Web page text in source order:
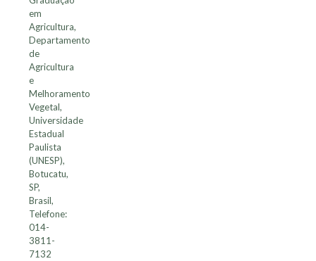
em
Agricultura,
Departamento
de
Agricultura
e
Melhoramento
Vegetal,
Universidade
Estadual
Paulista
(UNESP),
Botucatu,
SP,
Brasil,
Telefone:
014-
3811-
7132